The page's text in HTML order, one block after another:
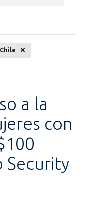
Chile
a la
con
Security